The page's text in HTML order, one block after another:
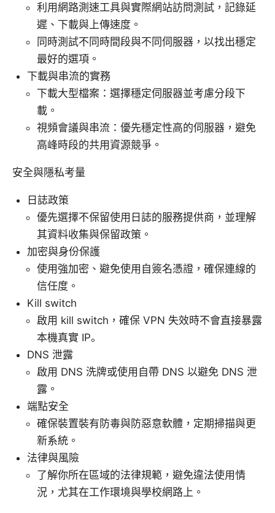
利用網路測速工具與實際網站訪問測試，記錄延
遲、下載與上傳速度。
同時測試不同時間段與不同伺服器，以找出穩定
最好的選項。
下載與串流的實務
下載大型檔案：選擇穩定伺服器並考慮分段下
載。
視頻會議與串流：優先穩定性高的伺服器，避免
高峰時段的共用資源競爭。
安全與隱私考量
日誌政策
優先選擇不保留使用日誌的服務提供商，並理解
其資料收集與保留政策。
加密與身份保護
使用強加密、避免使用自簽名憑證，確保連線的
信任度。
Kill switch
啟用 kill switch，確保 VPN 失效時不會直接暴露
本機真實 IP。
DNS 泄露
啟用 DNS 洗牌或使用自帶 DNS 以避免 DNS 泄
露。
端點安全
確保裝置裝有防毒與防惡意軟體，定期掃描與更
新系統。
法律與風險
了解你所在區域的法律規範，避免違法使用情
況，尤其在工作環境與學校網路上。